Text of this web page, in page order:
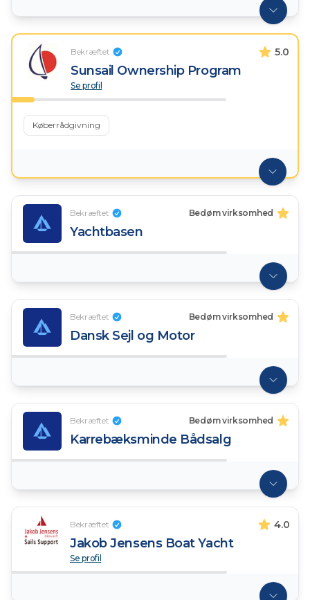
Bekræftet 5.0
Sunsail Ownership Program
Se profil
Køberrådgivning
Bekræftet Bedøm virksomhed
Yachtbasen
Bekræftet Bedøm virksomhed
Dansk Sejl og Motor
Bekræftet Bedøm virksomhed
Karrebæksminde Bådsalg
Bekræftet 4.0
Jakob Jensens Boat Yacht
Se profil